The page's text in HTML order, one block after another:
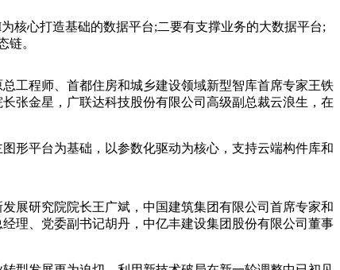
心打造基础的数据平台;二要有支撑业务的大数据平台;
链。
工程师、首都住房和城乡建设领域新型智库首席专家王铁
张金星，广联达科技股份有限公司高级副总裁云浪生，在
平台为基础，以参数化驱动为核心，支持云端构件库和
研究院院长王广斌，中国建筑集团有限公司首席专家和
理、党委副书记胡丹，中亿丰建设集团股份有限公司董事